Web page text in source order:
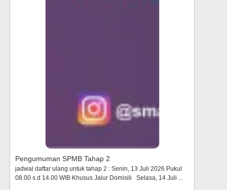
Pengumuman SPMB Tahap 2
jadwal daftar ulang untuk tahap 2 : Senin, 13 Juli 2026 Pukul
08.00 s.d 14.00 WIB Khusus Jalur Domisili Selasa, 14 Juli ...